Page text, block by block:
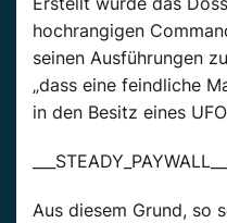
hochrangigen
seinen Ausführungen
„dass eine feindliche
in den Besitz eines
___STEADY_PAYWALL___
Aus diesem Grund, so